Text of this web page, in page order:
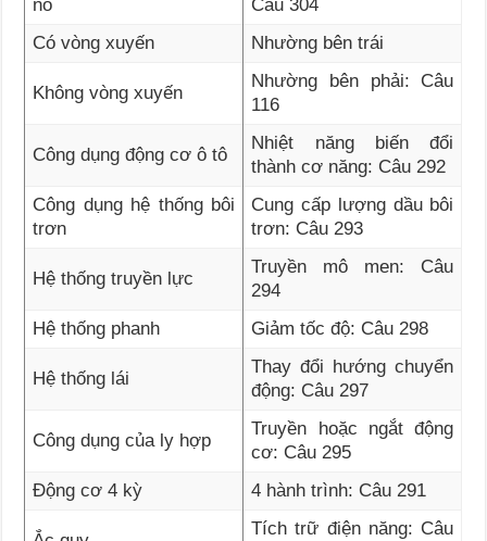
nổ
Câu 304
Có vòng xuyến
Nhường bên trái
Không vòng xuyến
Nhường bên phải: Câu
116
Công dụng động cơ ô tô
Nhiệt năng biến đổi
thành cơ năng: Câu 292
Công dụng hệ thống bôi
trơn
Cung cấp lượng dầu bôi
trơn: Câu 293
Hệ thống truyền lực
Truyền mô men: Câu
294
Hệ thống phanh
Giảm tốc độ: Câu 298
Hệ thống lái
Thay đổi hướng chuyển
động: Câu 297
Công dụng của ly hợp
Truyền hoặc ngắt động
cơ: Câu 295
Động cơ 4 kỳ
4 hành trình: Câu 291
Tích trữ điện năng: Câu